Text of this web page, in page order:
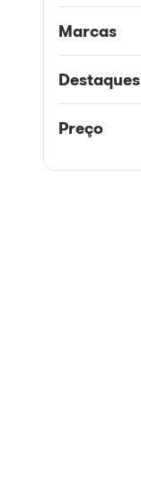
Marcas
Destaques
Preço